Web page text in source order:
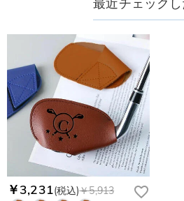
￥3,231(税込)￥5,913